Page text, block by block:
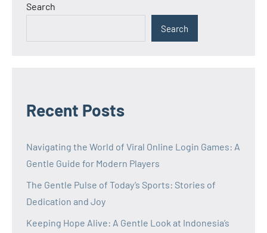
Search
Search
Recent Posts
Navigating the World of Viral Online Login Games: A
Gentle Guide for Modern Players
The Gentle Pulse of Today’s Sports: Stories of
Dedication and Joy
Keeping Hope Alive: A Gentle Look at Indonesia’s